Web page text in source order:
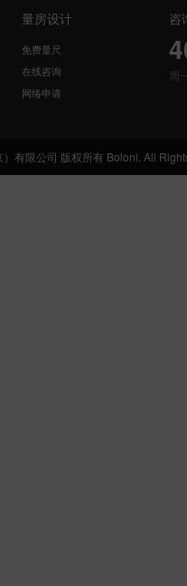
量房设计
免费量尺
在线咨询
网络申请
咨
周
有限公司 版权所有 Boloni. All